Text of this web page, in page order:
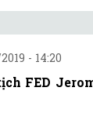
- 14:20
FED